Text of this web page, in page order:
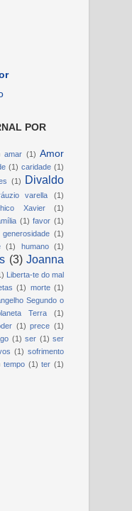
POR
amar (1) Amor
(1) caridade (1)
(1) Divaldo
varella
(1)
Xavier
(1)
(1) favor (1)
generosidade (1)
(1) humano
(1)
(3) Joanna
Liberta-te do mal
(1) morte (1)
Segundo o
Terra
(1)
(1) prece (1)
(1) ser (1) ser
(1) sofrimento
tempo (1) ter (1)